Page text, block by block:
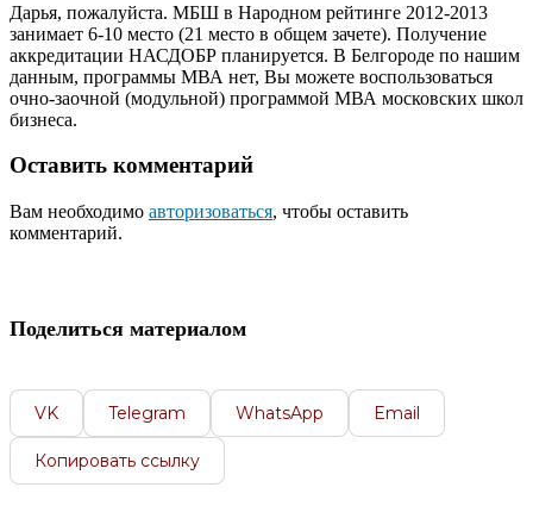
Дарья, пожалуйста. МБШ в Народном рейтинге 2012-2013
занимает 6-10 место (21 место в общем зачете). Получение
аккредитации НАСДОБР планируется. В Белгороде по нашим
данным, программы МВА нет, Вы можете воспользоваться
очно-заочной (модульной) программой МВА московских школ
бизнеса.
Оставить комментарий
Вам необходимо авторизоваться, чтобы оставить
комментарий.
Поделиться материалом
VK Telegram WhatsApp Email
Копировать ссылку